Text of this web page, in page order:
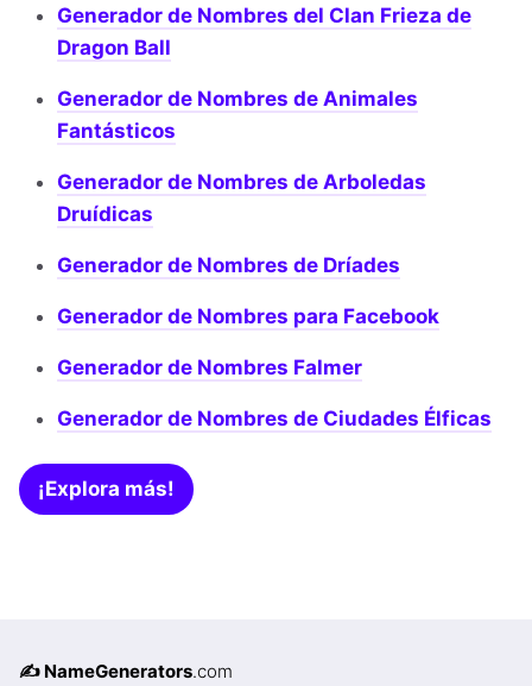
Generador de Nombres del Clan Frieza de
Dragon Ball
Generador de Nombres de Animales
Fantásticos
Generador de Nombres de Arboledas
Druídicas
Generador de Nombres de Dríades
Generador de Nombres para Facebook
Generador de Nombres Falmer
Generador de Nombres de Ciudades Élficas
¡Explora más!
✍️ NameGenerators.com